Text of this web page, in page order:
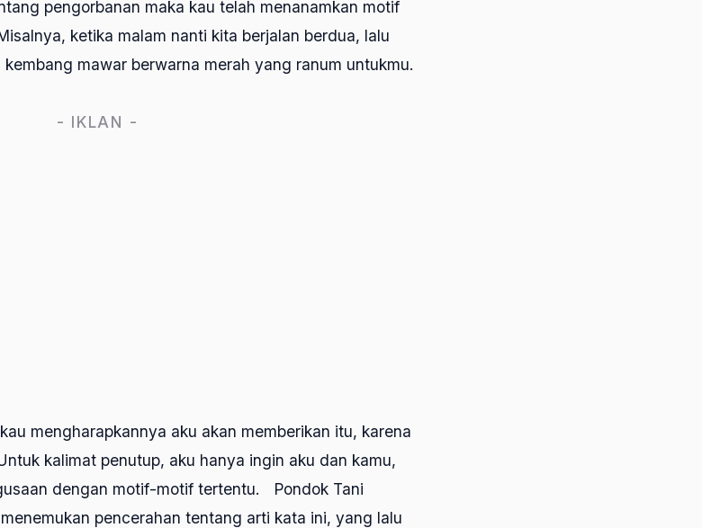
pengorbanan maka kau telah menanamkan motif
ketika malam nanti kita berjalan berdua, lalu
mawar berwarna merah yang ranum untukmu.
- IKLAN -
mengharapkannya aku akan memberikan itu, karena
kalimat penutup, aku hanya ingin aku dan kamu,
dengan motif-motif tertentu. Pondok Tani
pencerahan tentang arti kata ini, yang lalu